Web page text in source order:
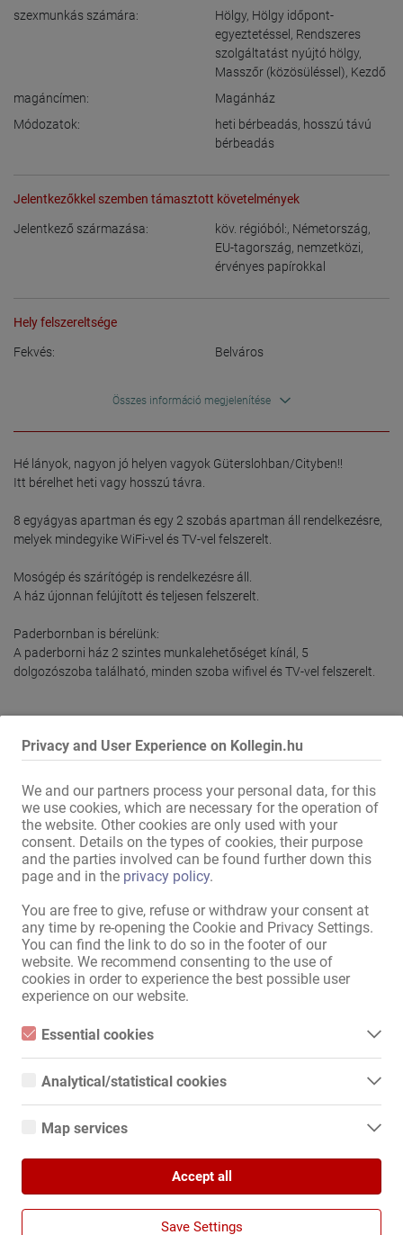
Privacy and User Experience on Kollegin.hu
We and our partners process your personal data, for this
we use cookies, which are necessary for the operation of
the website. Other cookies are only used with your
consent. Details on the types of cookies, their purpose
and the parties involved can be found further down this
page and in the privacy policy.
You are free to give, refuse or withdraw your consent at
any time by re-opening the Cookie and Privacy Settings.
You can find the link to do so in the footer of our
website. We recommend consenting to the use of
cookies in order to experience the best possible user
experience on our website.
Essential cookies
Essential cookies are all cookies necessary for the operation of
function properly without these cookies.
Analytical/statistical cookies
Analytical or statistical cookies are cookies that are used to
They help website owners understand how visitors interact with
We use Google Analytics, which sets third-party cookies. More
details about Google Analytics and the cookies used can be
Map services
When you use Google Maps on our website, information about
your use of this site and your IP address may be transmitted to
and stored on a server in the United States.
Save Settings
Accept all
szexmunkás számára:
Hölgy, Hölgy időpont-
egyeztetéssel , Rendszeres
szolgáltatást nyújtó hölgy,
Masszőr (közösüléssel), Kezdő
magáncímen:
Magánház
Módozatok:
heti bérbeadás, hosszú távú
bérbeadás
Jelentkezőkkel szemben támasztott követelmények
Jelentkező származása: köv. régióból:, Németország,
EU-tagország, nemzetközi,
érvényes papírokkal
Hely felszereltsége
Fekvés: Belváros
Összes információ megjelenítése
Hé lányok, nagyon jó helyen vagyok Güterslohban/Cityben!!
Itt bérelhet heti vagy hosszú távra.
8 egyágyas apartman és egy 2 szobás apartman áll rendelkezésre,
melyek mindegyike WiFi-vel és TV-vel felszerelt.
Mosógép és szárítógép is rendelkezésre áll.
A ház újonnan felújított és teljesen felszerelt.
Paderbornban is bérelünk:
A paderborni ház 2 szintes munkalehetőséget kínál, 5
Ajánld munkatársadnak!
Mit dem Klicken von „Karte anzeigen“ erteilst du die Erlaubnis, dass
Daten an Google übermittelt werden und du damit Karten als
Weitere Informationen findest du in
unsererDatenschutzerklärung.